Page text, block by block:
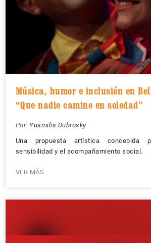
Música, humor e inclusión en
“Que nadie camine en soledad”
Por: Yusmilis Dubrosky
Una propuesta artística concebida
sensibilidad y el acompañamiento social.
VER MÁS